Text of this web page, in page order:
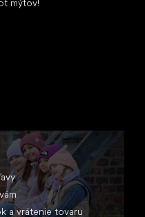
mýtov!
a vrátenie tovaru